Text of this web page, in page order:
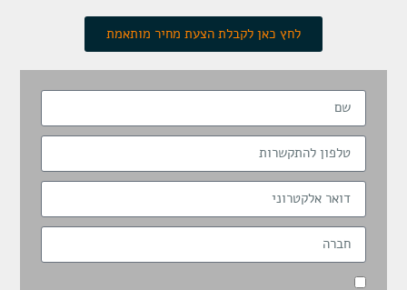
לחץ כאן לקבלת הצעת מחיר מותאמת